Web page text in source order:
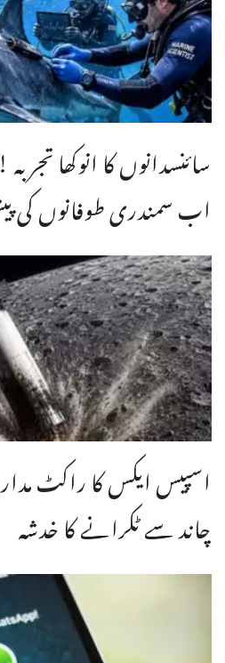
سائنسدانوں کا انوکھا
اب سمندری طوفانوں کی
اسپیس ایکس کا راکٹ
چاند سے ٹکرانے کا خدشہ